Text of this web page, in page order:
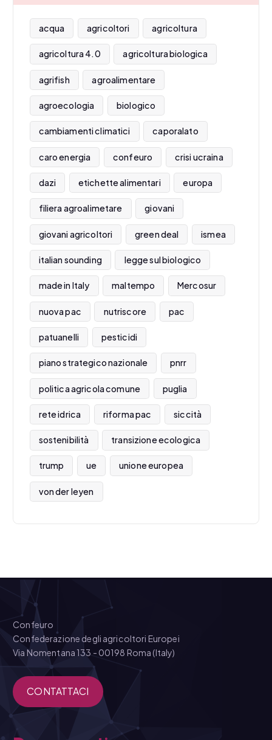
acqua agricoltori agricoltura
agricoltura 4.0 agricoltura biologica
agrifish agroalimentare
agroecologia biologico
cambiamenti climatici caporalato
caro energia confeuro crisi ucraina
dazi etichette alimentari europa
filiera agroalimetare giovani
giovani agricoltori green deal ismea
italian sounding legge sul biologico
made in Italy maltempo Mercosur
nuova pac nutriscore pac
patuanelli pesticidi
piano strategico nazionale pnrr
politica agricola comune puglia
rete idrica riforma pac siccità
sostenibilità transizione ecologica
trump ue unione europea
von der leyen
Confeuro
Confederazione degli agricoltori Europei
Via Nomentana 133 - 00198 Roma (Italy)
CONTATTACI